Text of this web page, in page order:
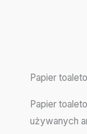
Papier
Papier
używanych